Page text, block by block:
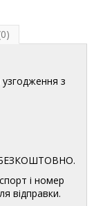
узгодження з
БЕЗКОШТОВНО.
і номер
відправки.